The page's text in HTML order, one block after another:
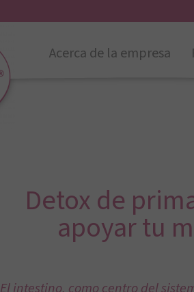
Acerca de la empresa
Detox de
apoyar tu